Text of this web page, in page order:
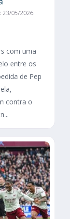
23/05/2026
com uma
entre os
de Pep
contra o